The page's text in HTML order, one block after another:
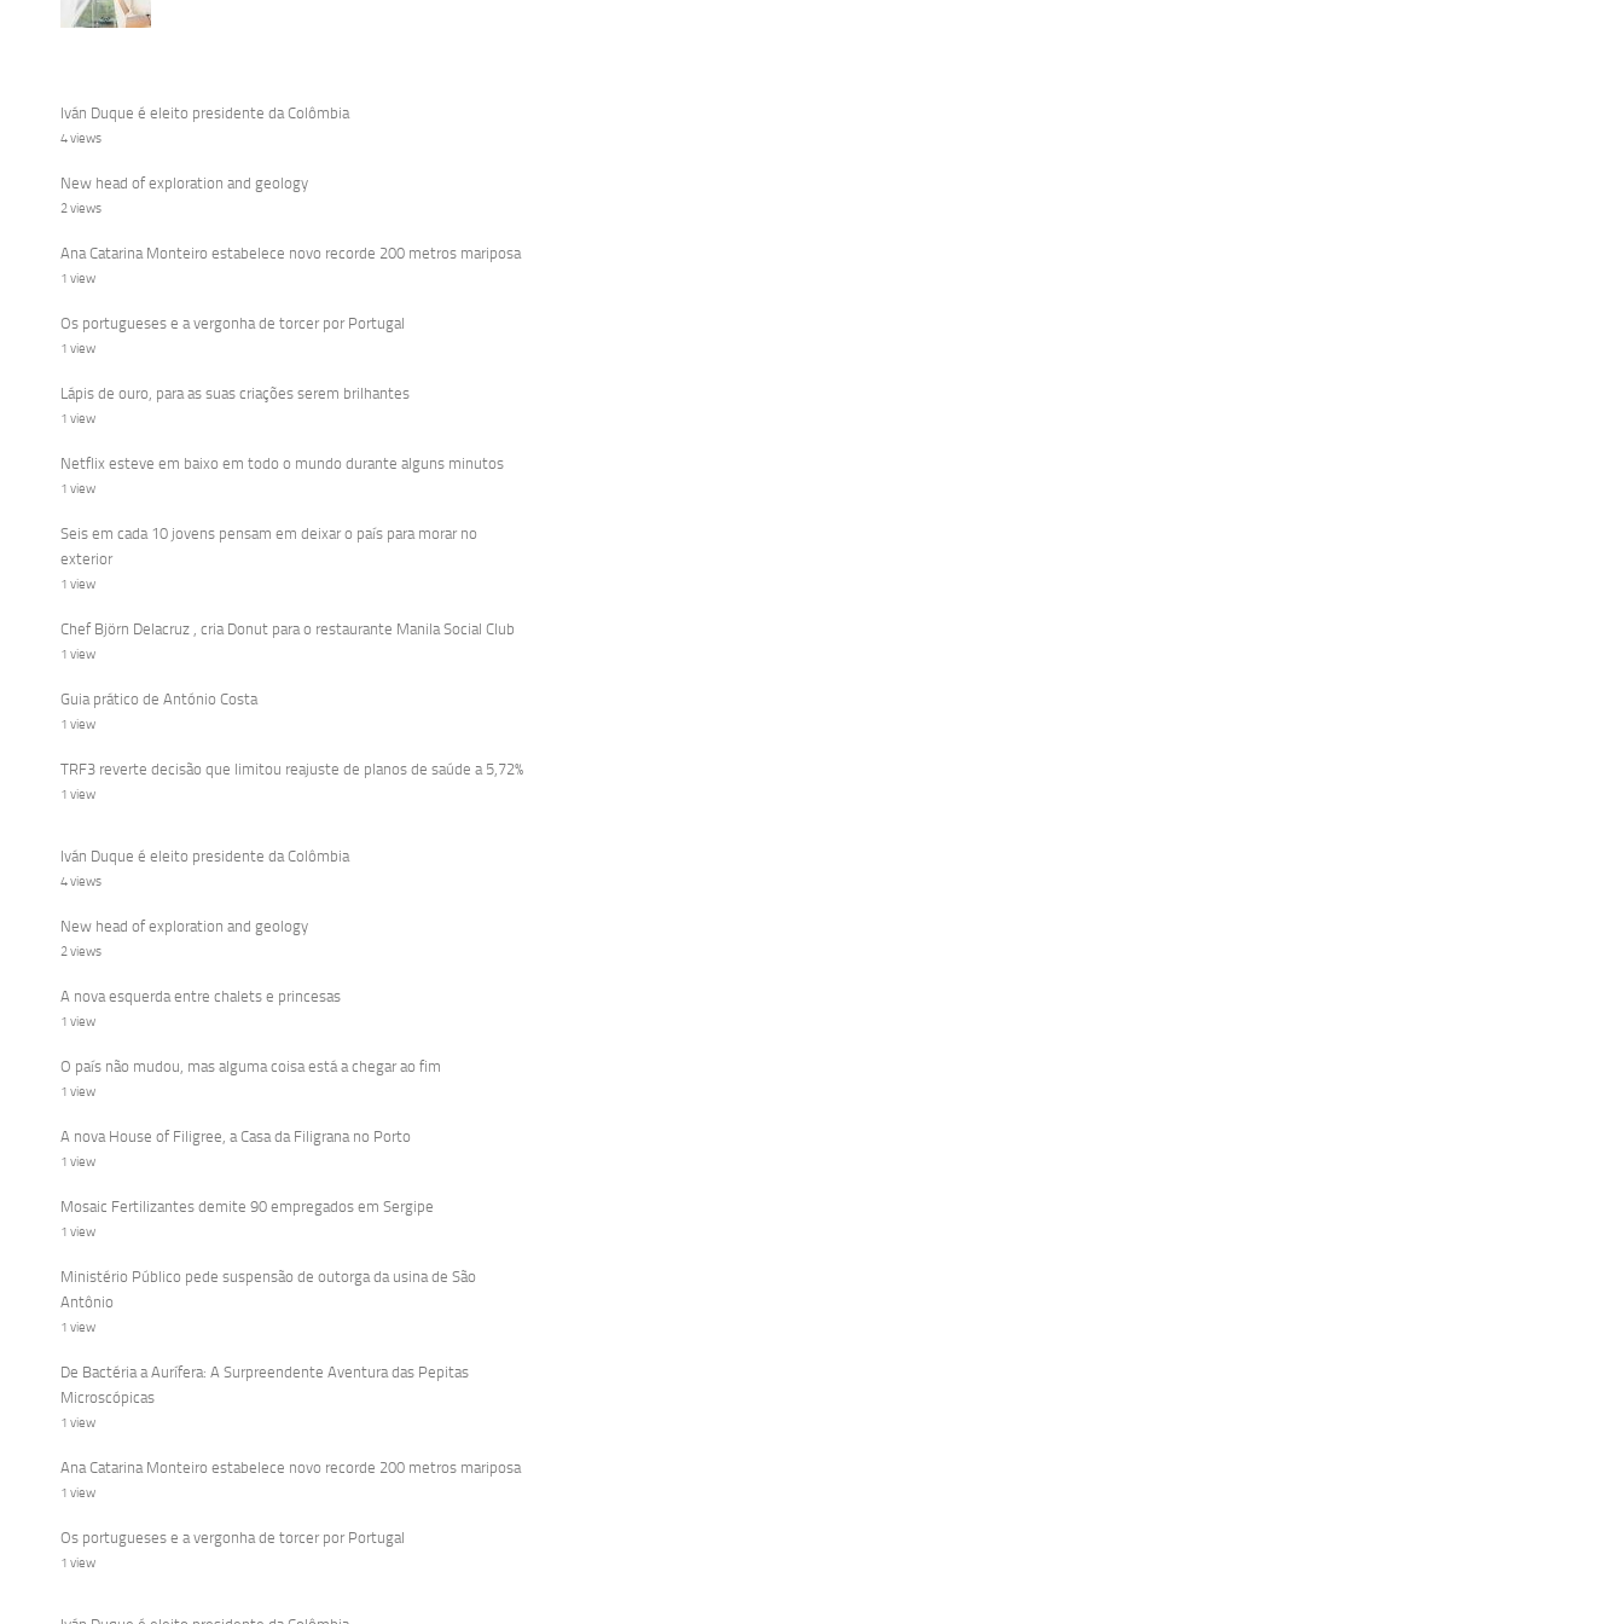
Iván Duque é eleito presidente da Colômbia
4 views
New head of exploration and geology
2 views
Ana Catarina Monteiro estabelece novo recorde 200 metros mariposa
1 view
Os portugueses e a vergonha de torcer por Portugal
1 view
Lápis de ouro, para as suas criações serem brilhantes
1 view
Netflix esteve em baixo em todo o mundo durante alguns minutos
1 view
Seis em cada 10 jovens pensam em deixar o país para morar no
exterior
1 view
Chef Björn Delacruz , cria Donut para o restaurante Manila Social Club
1 view
Guia prático de António Costa
1 view
TRF3 reverte decisão que limitou reajuste de planos de saúde a 5,72%
1 view
Iván Duque é eleito presidente da Colômbia
4 views
New head of exploration and geology
2 views
A nova esquerda entre chalets e princesas
1 view
O país não mudou, mas alguma coisa está a chegar ao fim
1 view
A nova House of Filigree, a Casa da Filigrana no Porto
1 view
Mosaic Fertilizantes demite 90 empregados em Sergipe
1 view
Ministério Público pede suspensão de outorga da usina de São
Antônio
1 view
De Bactéria a Aurífera: A Surpreendente Aventura das Pepitas
Microscópicas
1 view
Ana Catarina Monteiro estabelece novo recorde 200 metros mariposa
1 view
Os portugueses e a vergonha de torcer por Portugal
1 view